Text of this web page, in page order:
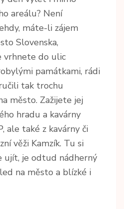
areálu? Není
máte-li zájem
Slovenska,
vrhnete do ulic
památkami, rádi
tak trochu
město. Zažijete jej
hradu a kavárny
ale také z kavárny či
věži Kamzík. Tu si
ujít, je odtud nádherný
na město a blízké i